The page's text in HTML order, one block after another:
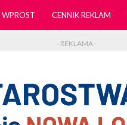
CENNIK REKLAM
- REKLAMA -